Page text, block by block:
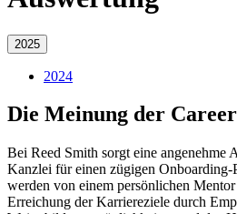
2025
2024
Die Meinung der
Bei Reed Smith sorgt eine angenehme
Kanzlei für einen zügigen Onboarding-
werden von einem persönlichen
Erreichung der Karriereziele durch